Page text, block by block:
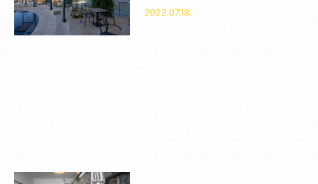
2022.07.18.